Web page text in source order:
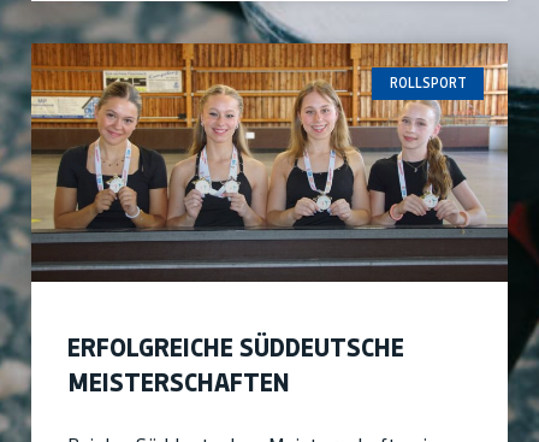
ROLLSPORT
ERFOLGREICHE SÜDDEUTSCHE
MEISTERSCHAFTEN